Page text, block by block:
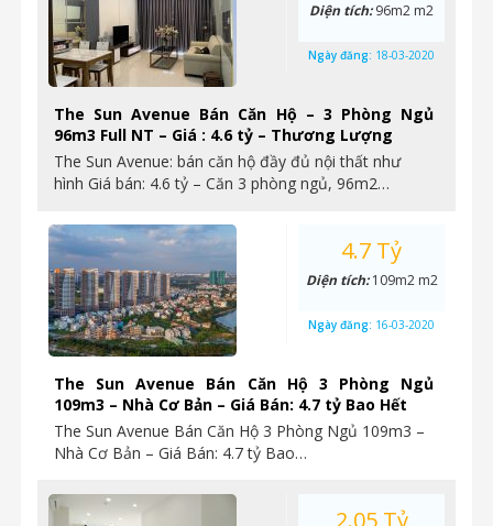
The Sun Avenue Bán Căn Hộ – 3 Phòng Ngủ
96m3 Full NT – Giá : 4.6 tỷ – Thương Lượng
The Sun Avenue: bán căn hộ đầy đủ nội thất như
hình Giá bán: 4.6 tỷ – Căn 3 phòng ngủ, 96m2…
Diện tích:96m2 m2
Ngày đăng: 18-03-2020
The Sun Avenue Bán Căn Hộ 3 Phòng Ngủ
109m3 – Nhà Cơ Bản – Giá Bán: 4.7 tỷ Bao Hết
The Sun Avenue Bán Căn Hộ 3 Phòng Ngủ 109m3 –
Nhà Cơ Bản – Giá Bán: 4.7 tỷ Bao…
4.7 Tỷ
Diện tích:109m2 m2
Ngày đăng: 16-03-2020
2.05 Tỷ